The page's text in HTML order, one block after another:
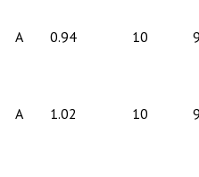
A 0.94 10
A 1.02 10